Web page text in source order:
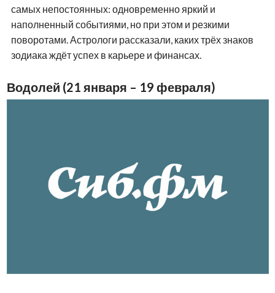
самых непостоянных: одновременно яркий и
наполненный событиями, но при этом и резкими
поворотами. Астрологи рассказали, каких трёх знаков
зодиака ждёт успех в карьере и финансах.
Водолей (21 января – 19 февраля)